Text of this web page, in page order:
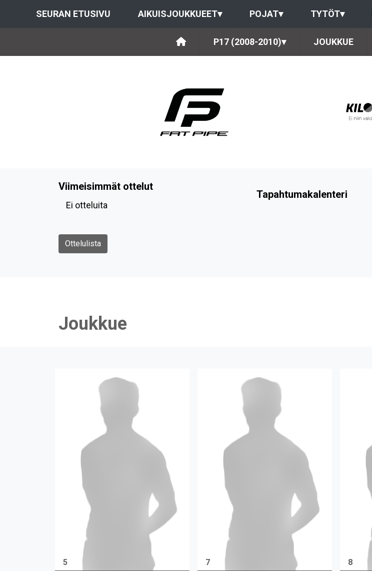
SEURAN ETUSIVU AIKUISJOUKKUEET▾ POJAT▾ TYTÖT▾
P17 (2008-2010)▾ JOUKKUE
Viimeisimmät ottelut
Ei otteluita
Ottelulista
Tapahtumakalenteri
Joukkue
5
7
8